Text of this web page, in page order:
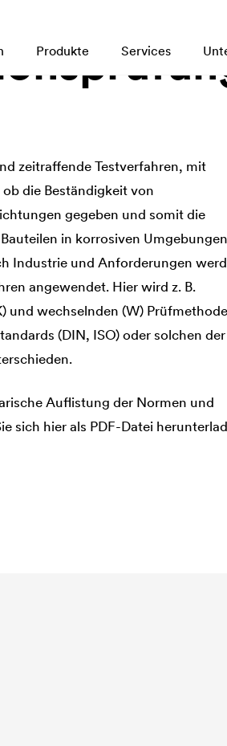
Produkte Services
zeitraffende Testverfahren, mit
die Beständigkeit von
gegeben und somit die
in korrosiven Umgebungen
Industrie und Anforderungen
angewendet. Hier wird z. B.
und wechselnden (W)
(DIN, ISO) oder solchen der
Auflistung der Normen und
sich hier als PDF-Datei